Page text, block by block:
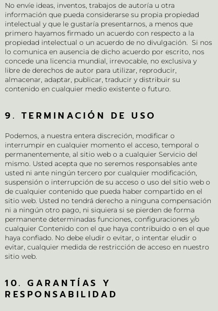
No envíe ideas, inventos, trabajos de autoría u otra
información que pueda considerarse su propia propiedad
intelectual y que le gustaría presentarnos, a menos que
primero hayamos firmado un acuerdo con respecto a la
propiedad intelectual o un acuerdo de no divulgación. Si nos
lo comunica en ausencia de dicho acuerdo por escrito, nos
concede una licencia mundial, irrevocable, no exclusiva y
libre de derechos de autor para utilizar, reproducir,
almacenar, adaptar, publicar, traducir y distribuir su
contenido en cualquier medio existente o futuro.
9. TERMINACIÓN DE USO
Podemos, a nuestra entera discreción, modificar o
interrumpir en cualquier momento el acceso, temporal o
permanentemente, al sitio web o a cualquier Servicio del
mismo. Usted acepta que no seremos responsables ante
usted ni ante ningún tercero por cualquier modificación,
suspensión o interrupción de su acceso o uso del sitio web o
de cualquier contenido que pueda haber compartido en el
sitio web. Usted no tendrá derecho a ninguna compensación
ni a ningún otro pago, ni siquiera si se pierden de forma
permanente determinadas funciones, configuraciones y/o
cualquier Contenido con el que haya contribuido o en el que
haya confiado. No debe eludir o evitar, o intentar eludir o
evitar, cualquier medida de restricción de acceso en nuestro
sitio web.
10. GARANTÍAS Y
RESPONSABILIDAD